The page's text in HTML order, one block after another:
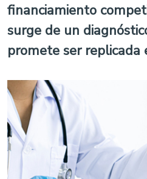
financiamiento
surge de un
promete ser